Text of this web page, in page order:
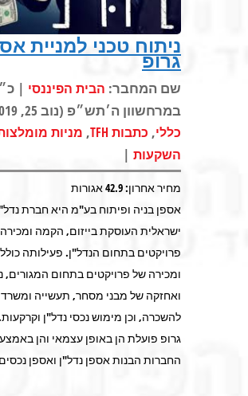
ניתוח טכני למניית
גרופ
שם המחבר: הבית הפיננסי |
במרחשוון ה׳תש״פ (נוב 25, 2019) |
כללי, כתבות TFH , מניות
השקעות |
מחיר אחרון: 42.9 אגורות
אספן בניה ופיתוח בע"מ היא חברת
ישראלית העוסקת בייזום, הקמה
פרויקטים בתחום הנדל"ן. פעילותה
ומכירה של פרויקטים בתחום המגורים,
ואחזקה של מבני מסחר, תעשייה
להשכרה, וכן מימוש נכסי נדל"ן
גרופ פועלת הן באופן עצמאי והן
החברות הבנות אספן נדל"ן ואספן